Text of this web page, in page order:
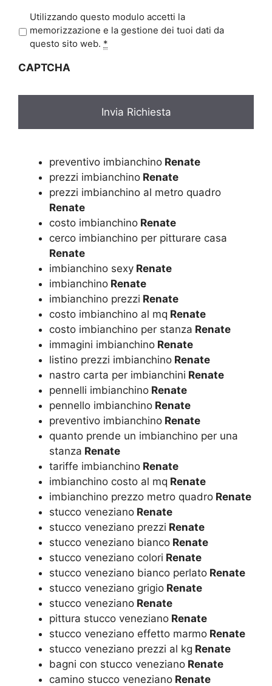
r
a
y
Utilizzando questo modulo accetti la
memorizzazione e la gestione dei tuoi dati da
questo sito web. *
CAPTCHA
preventivo imbianchino Renate
prezzi imbianchino Renate
prezzi imbianchino al metro quadro
Renate
costo imbianchino Renate
cerco imbianchino per pitturare casa
Renate
imbianchino sexy Renate
imbianchino Renate
imbianchino prezzi Renate
costo imbianchino al mq Renate
costo imbianchino per stanza Renate
immagini imbianchino Renate
listino prezzi imbianchino Renate
nastro carta per imbianchini Renate
pennelli imbianchino Renate
pennello imbianchino Renate
preventivo imbianchino Renate
quanto prende un imbianchino per una
stanza Renate
tariffe imbianchino Renate
imbianchino costo al mq Renate
imbianchino prezzo metro quadro Renate
stucco veneziano Renate
stucco veneziano prezzi Renate
stucco veneziano bianco Renate
stucco veneziano colori Renate
stucco veneziano bianco perlato Renate
stucco veneziano grigio Renate
stucco veneziano Renate
pittura stucco veneziano Renate
stucco veneziano effetto marmo Renate
stucco veneziano prezzi al kg Renate
bagni con stucco veneziano Renate
camino stucco veneziano Renate